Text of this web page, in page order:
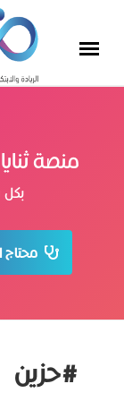
منصة
بكل
محتاج
#حزين